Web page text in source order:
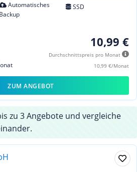
Automatisches
Backup
SSD
10,99 €
Durchschnittspreis pro Monat
10,99 €/Monat
ZUM ANGEBOT
zu 3 Angebote und vergleiche